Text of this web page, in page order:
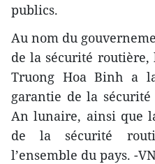
publics.
Au nom du
de la sécurité
Truong Hoa Binh a
garantie de la
An lunaire, ainsi que
de la sécurité
l’ensemble du pays. -